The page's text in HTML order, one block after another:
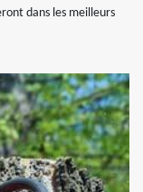
dans les meilleurs